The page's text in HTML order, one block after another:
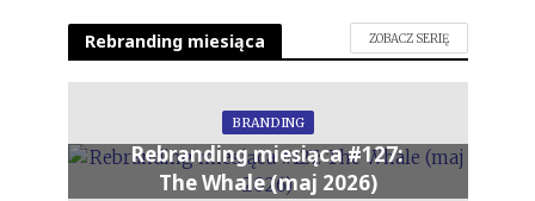
Rebranding miesiąca ZOBACZ SERIĘ
BRANDING
Rebranding miesiąca #127:
The Whale (maj 2026)